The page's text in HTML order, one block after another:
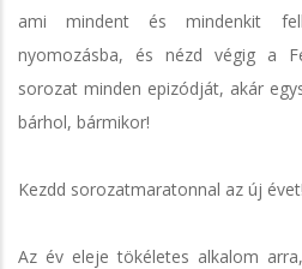
ami mindent és mindenkit
nyomozásba, és nézd végig a
sorozat minden epizódját, akár
bárhol, bármikor!
Kezdd sorozatmaratonnal az új évet!
Az év eleje tökéletes alkalom